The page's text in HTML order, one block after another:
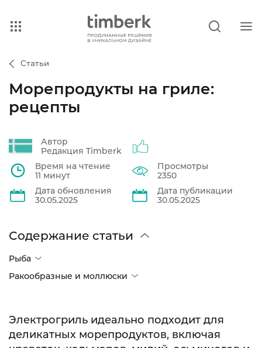
Статьи
Морепродукты на гриле:
рецепты
Автор
Редакция Timberk
Время на чтение
11 минут
Просмотры
2350
Дата обновления
30.05.2025
Дата публикации
30.05.2025
Содержание статьи
Рыба
Ракообразные и моллюски
Электрогриль идеально подходит для
деликатных морепродуктов, включая